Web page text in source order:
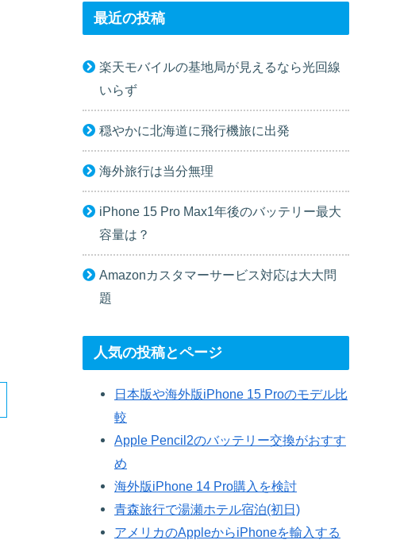
最近の投稿
楽天モバイルの基地局が見えるなら光回線
いらず
穏やかに北海道に飛行機旅に出発
海外旅行は当分無理
iPhone 15 Pro Max1年後のバッテリー最大
容量は？
Amazonカスタマーサービス対応は大大問
題
人気の投稿とページ
日本版や海外版iPhone 15 Proのモデル比
較
Apple Pencil2のバッテリー交換がおすす
め
海外版iPhone 14 Pro購入を検討
青森旅行で湯瀬ホテル宿泊(初日)
アメリカのAppleからiPhoneを輸入する